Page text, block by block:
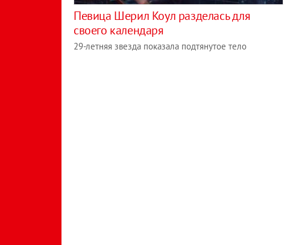
Певица Шерил Коул разделась для
своего календаря
29-летняя звезда показала подтянутое тело